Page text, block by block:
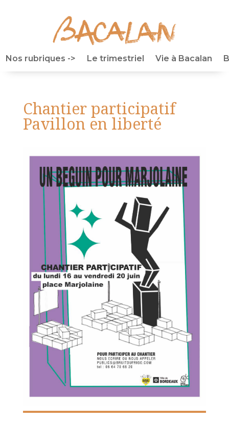
Nos rubriques -> Le trimestriel Vie à Bacalan
Chantier participatif
Pavillon en liberté